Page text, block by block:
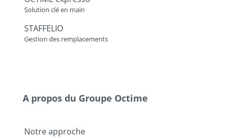
Solution clé en main
STAFFELIO
Gestion des remplacements
A propos du Groupe Octime
Notre approche